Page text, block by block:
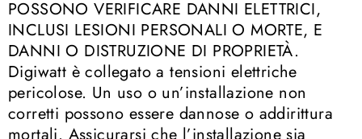
POSSONO VERIFICARE DANNI ELETTRICI,
INCLUSI LESIONI PERSONALI O MORTE, E
DANNI O DISTRUZIONE DI PROPRIETÀ.
Digiwatt è collegato a tensioni elettriche
pericolose. Un uso o un’installazione non
corretti possono essere dannose o addirittura
mortali. Assicurarsi che l’installazione sia